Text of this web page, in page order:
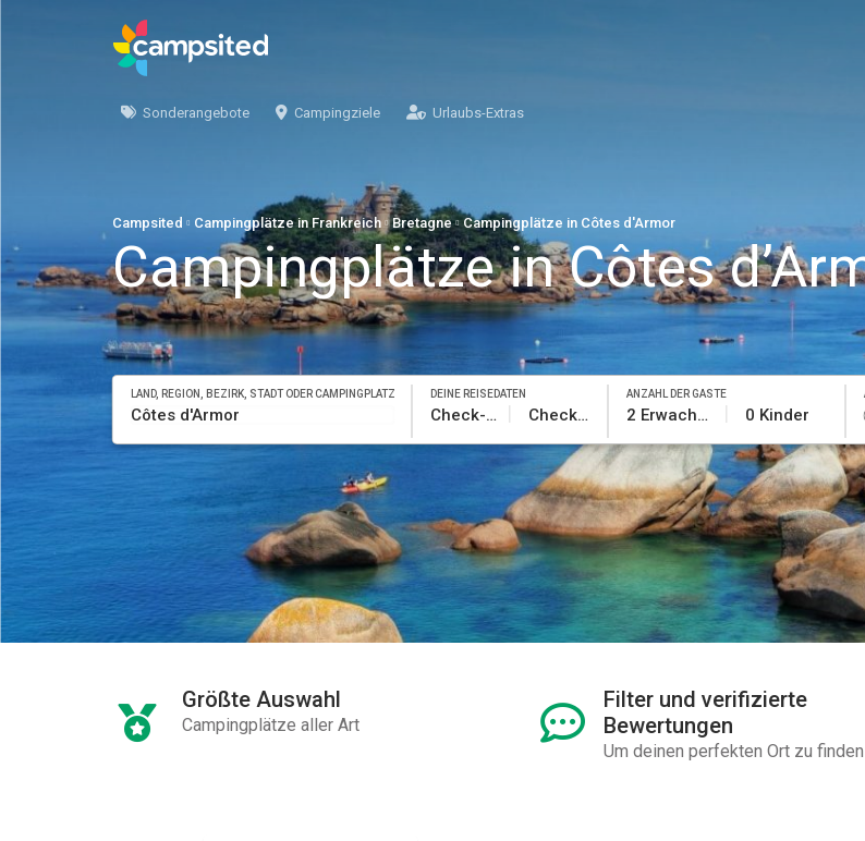
Sonderangebote Campingziele Urlaubs-Extras
Campsited Campingplätze in Frankreich Bretagne Campingplätze in Côtes d'Armor
Campingplätze in Côtes
LAND, REGION, BEZIRK, STADT ODER CAMPINGPLATZ DEINE REISEDATEN
Check-in Check-out
ANZAHL DER GÄSTE
2 Erwachsene 0 Kinder
Größte Auswahl
Campingplätze aller Art
Filter und verifizierte
Bewertungen
Um deinen perfekten Ort zu finden